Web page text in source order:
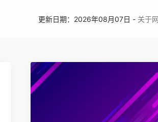
更新日期：2026年08月07日 - 关于